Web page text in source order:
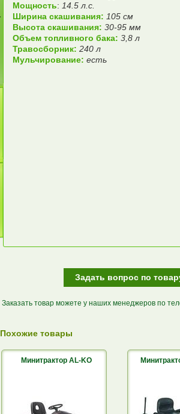
Мощность: 14.5 л.с.
Ширина скашивания: 105 см
Высота скашивания: 30-95 мм
Объем топливного бака: 3,8 л
Травосборник: 240 л
Мульчирование: есть
Задать вопрос по
Заказать товар можете у наших менеджеров по
Похожие товары
Минитрактор AL-KO